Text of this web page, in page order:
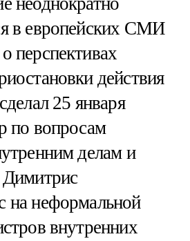
в европейских СМИ
перспективах
действия
25 января
по вопросам
делам и
Димитрис
на неформальной
внутренних